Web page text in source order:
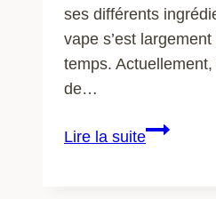
ses différents
vape s’est
temps.
de…
Lire la suiteE-